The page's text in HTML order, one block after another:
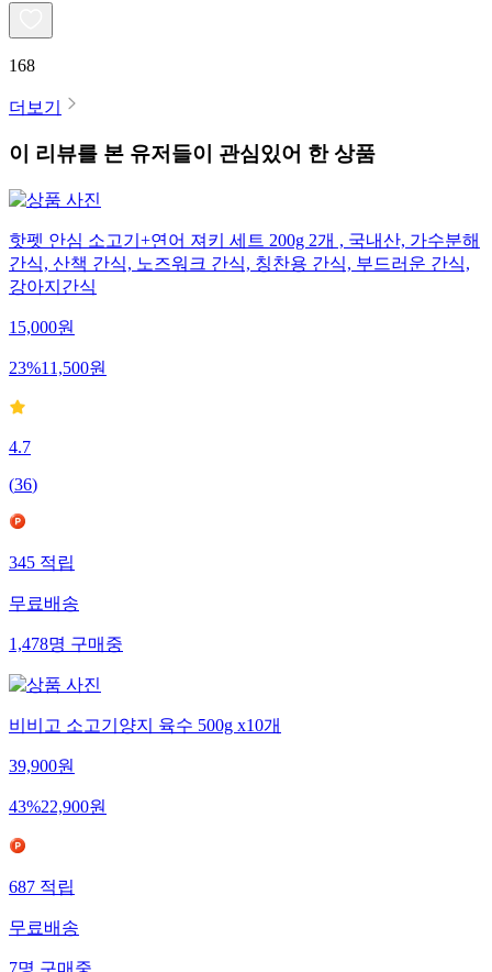
168
더보기
이 리뷰를 본 유저들이 관심있어 한 상품
핫펫 안심 소고기+연어 져키 세트 200g 2개 , 국내산, 가수분해
간식, 산책 간식, 노즈워크 간식, 칭찬용 간식, 부드러운 간식,
강아지간식
15,000원
23%11,500원
4.7
(36)
345 적립
무료배송
1,478명 구매중
비비고 소고기양지 육수 500g x10개
39,900원
43%22,900원
687 적립
무료배송
7명 구매중